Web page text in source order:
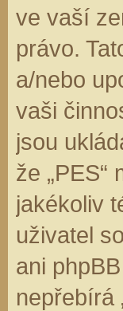
ve vaší
právo.
a/nebo
vaši
jsou
že
jakékoliv
uživatel
ani
nepřebírá